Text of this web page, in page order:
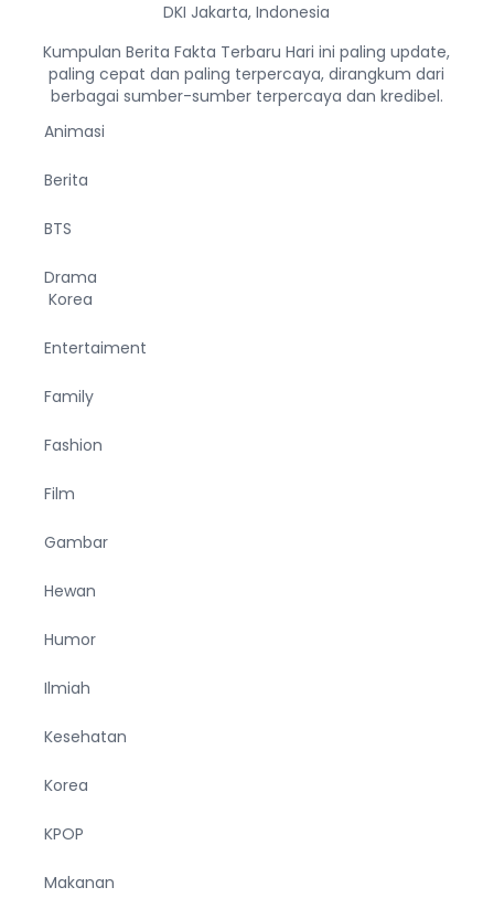
DKI Jakarta, Indonesia
Kumpulan Berita Fakta Terbaru Hari ini paling update,
paling cepat dan paling terpercaya, dirangkum dari
berbagai sumber-sumber terpercaya dan kredibel.
Animasi
Berita
BTS
Drama
Korea
Entertaiment
Family
Fashion
Film
Gambar
Hewan
Humor
Ilmiah
Kesehatan
Korea
KPOP
Makanan